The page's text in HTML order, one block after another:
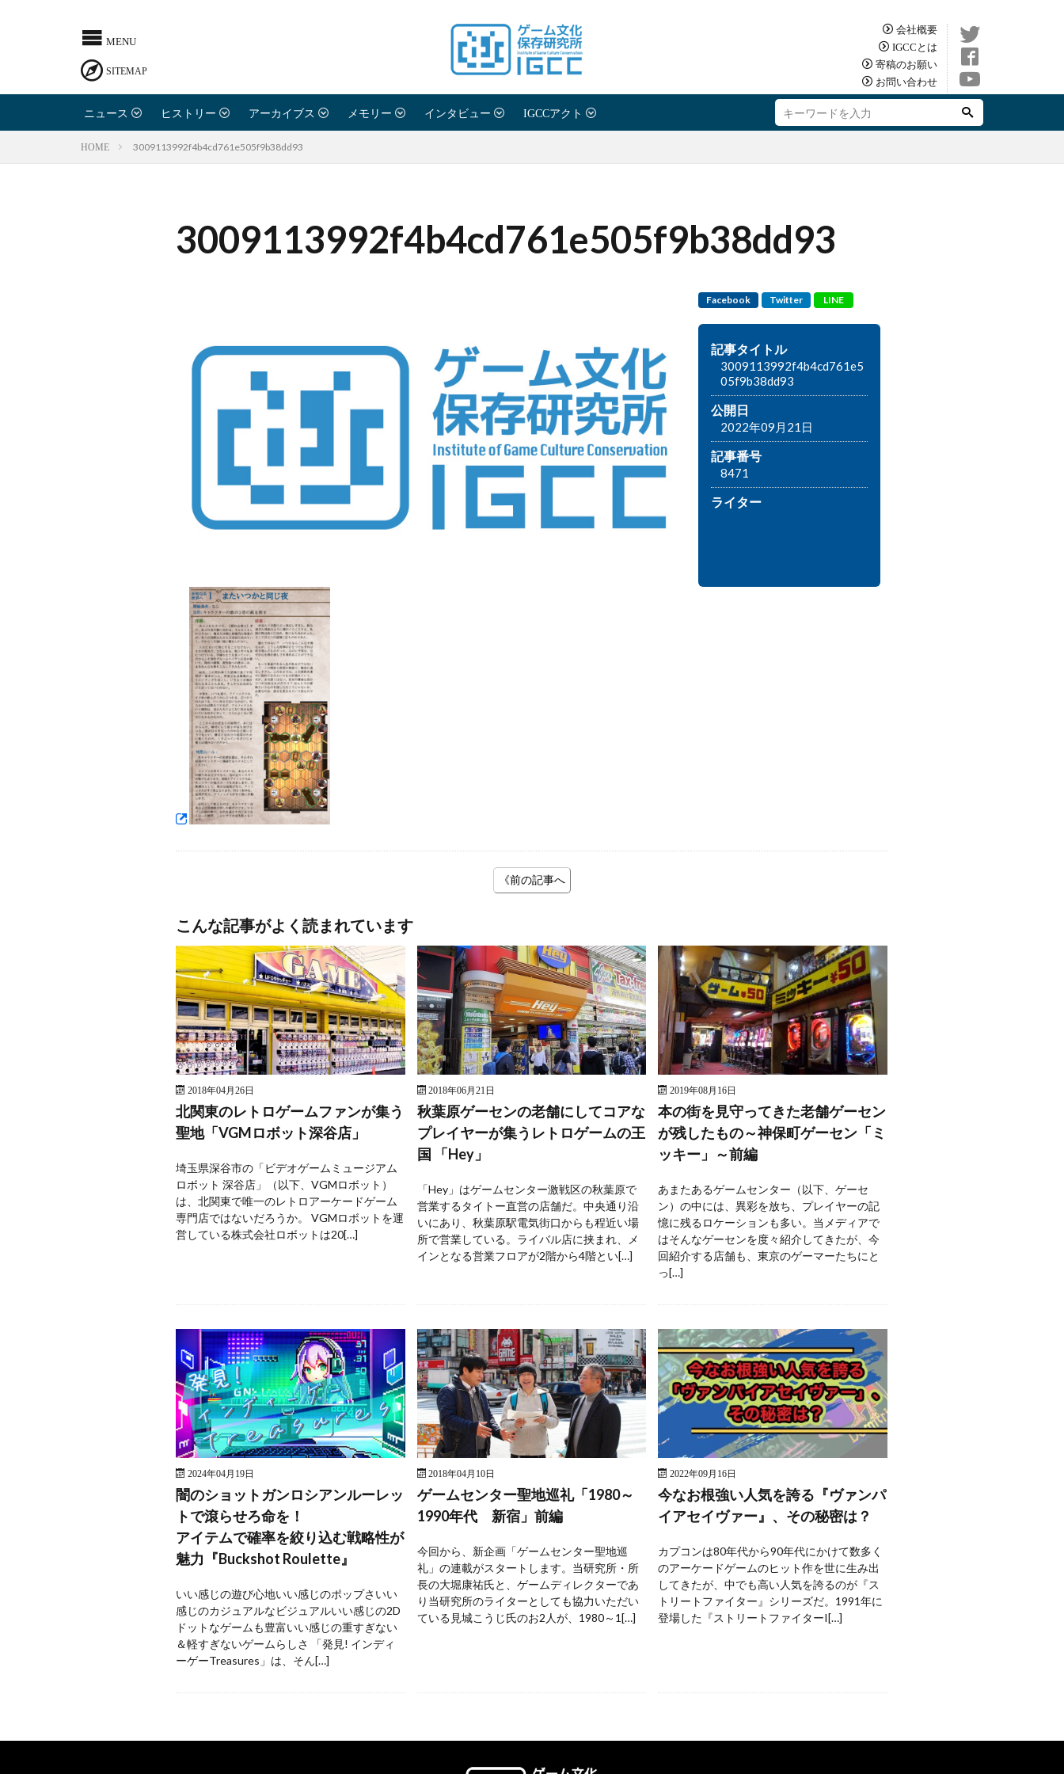
会社概要
IGCCとは
寄稿のお願い
お問い合わせ
ニュース ヒストリー アーカイブス メモリー インタビュー IGCCアクト
HOME 3009113992f4b4cd761e505f9b38dd93
3009113992f4b4cd761e505f9b38dd93
Facebook Twitter LINE
記事タイトル
3009113992f4b4cd761e5
05f9b38dd93
公開日
2022年09月21日
記事番号
8471
ライター
《前の記事へ
こんな記事がよく読まれています
2018年04月26日
北関東のレトロゲームファンが集う
聖地「VGMロボット深谷店」
埼玉県深谷市の「ビデオゲームミュージアム
ロボット 深谷店」（以下、VGMロボット）
は、北関東で唯一のレトロアーケードゲーム
専門店ではないだろうか。 VGMロボットを運
営している株式会社ロボットは20[…]
2018年06月21日
秋葉原ゲーセンの老舗にしてコアな
プレイヤーが集うレトロゲームの王
国 「Hey」
「Hey」はゲームセンター激戦区の秋葉原で
営業するタイトー直営の店舗だ。中央通り沿
いにあり、秋葉原駅電気街口からも程近い場
所で営業している。ライバル店に挟まれ、メ
インとなる営業フロアが2階から4階とい[…]
2019年08月16日
本の街を見守ってきた老舗ゲーセン
が残したもの～神保町ゲーセン「ミ
ッキー」～前編
あまたあるゲームセンター（以下、ゲーセ
ン）の中には、異彩を放ち、プレイヤーの記
憶に残るロケーションも多い。当メディアで
はそんなゲーセンを度々紹介してきたが、今
回紹介する店舗も、東京のゲーマーたちにと
っ[…]
2024年04月19日
闇のショットガンロシアンルーレッ
トで滾らせろ命を！
アイテムで確率を絞り込む戦略性が
魅力『Buckshot Roulette』
いい感じの遊び心地いい感じのポップさいい
感じのカジュアルなビジュアルいい感じの2D
ドットなゲームも豊富いい感じの重すぎない
＆軽すぎないゲームらしさ 「発見! インディ
ーゲーTreasures」は、そん[…]
2018年04月10日
ゲームセンター聖地巡礼「1980～
1990年代 新宿」前編
今回から、新企画「ゲームセンター聖地巡
礼」の連載がスタートします。当研究所・所
長の大堀康祐氏と、ゲームディレクターであ
り当研究所のライターとしても協力いただい
ている見城こうじ氏のお2人が、1980～1[…]
2022年09月16日
今なお根強い人気を誇る『ヴァンパ
イアセイヴァー』、その秘密は？
カプコンは80年代から90年代にかけて数多く
のアーケードゲームのヒット作を世に生み出
してきたが、中でも高い人気を誇るのが『ス
トリートファイター』シリーズだ。1991年に
登場した『ストリートファイターI[…]